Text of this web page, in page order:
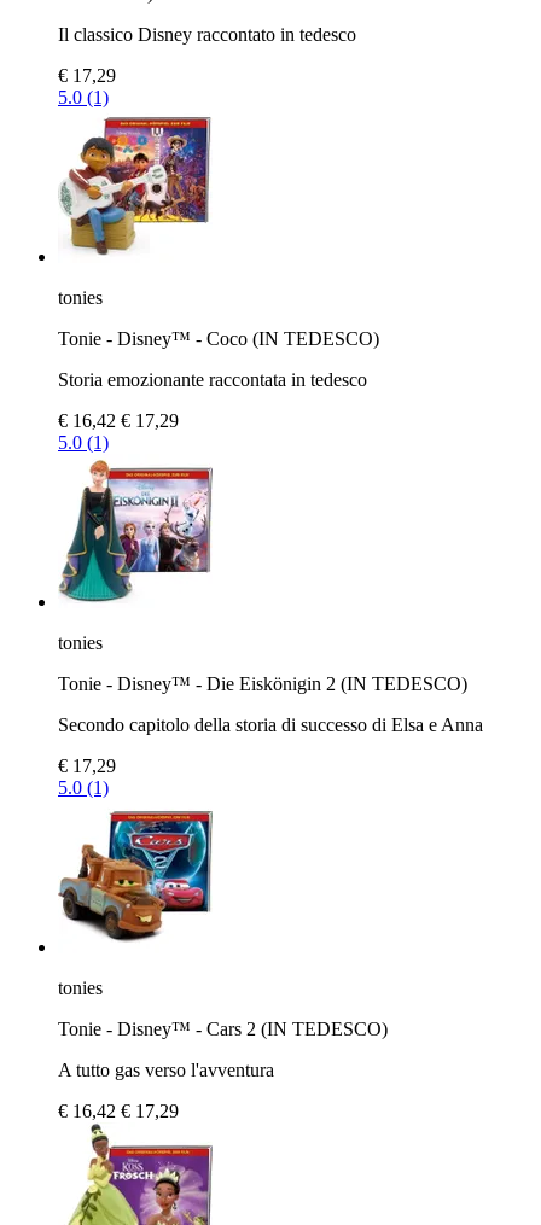
Il classico Disney raccontato in tedesco
€ 17,29
5.0 (1)
tonies
Tonie - Disney™ - Coco (IN TEDESCO)
Storia emozionante raccontata in tedesco
€ 16,42 € 17,29
5.0 (1)
tonies
Tonie - Disney™ - Die Eiskönigin 2 (IN TEDESCO)
Secondo capitolo della storia di successo di Elsa e Anna
€ 17,29
5.0 (1)
tonies
Tonie - Disney™ - Cars 2 (IN TEDESCO)
A tutto gas verso l'avventura
€ 16,42 € 17,29